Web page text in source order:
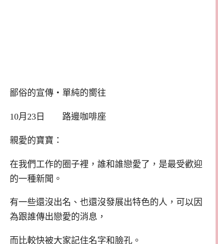
鄙俗的宣傳‧單純的嚮往
10月23日 路邊咖啡座
親愛的寶寶：
在我們工作的圈子裡，誰和誰戀愛了，是最受歡迎
的一種新聞。
有一些還沒出名、也還沒發展出特色的人，可以因
為跟誰傳出戀愛的消息，
而比較快被大家記住名字和臉孔。